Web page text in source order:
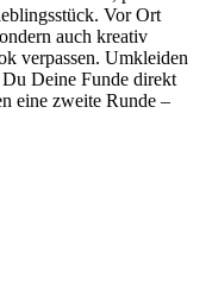
Vor Ort
auch kreativ
verpassen. Umkleiden
Deine Funde direkt
eine zweite Runde –